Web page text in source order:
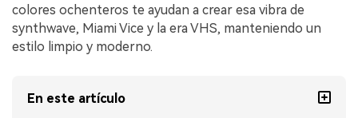
colores ochenteros te ayudan a crear esa vibra de
synthwave, Miami Vice y la era VHS, manteniendo un
estilo limpio y moderno.
En este artículo